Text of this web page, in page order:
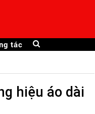
tác
hiệu áo dài